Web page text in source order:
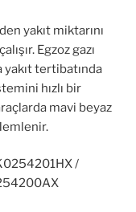
yakıt miktarını
Egzoz gazı
tertibatında
hızlı bir
mavi beyaz
/